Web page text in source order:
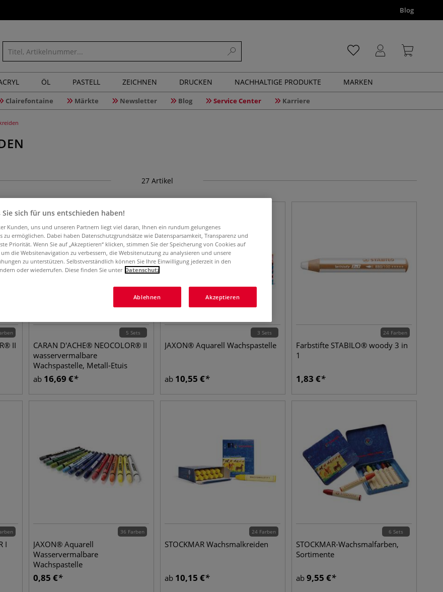
Blog
ÖL PASTELL ZEICHNEN DRUCKEN NACHHALTIGE PRODUKTE MARKEN
Clairefontaine Märkte Newsletter Blog Service Center Karriere
27 Artikel
II
5 Sets
CARAN D'ACHE® NEOCOLOR® II
wasservermalbare
Wachspastelle, Metall-Etuis
ab 16,69 €
3 Sets
JAXON® Aquarell Wachspastelle
ab 10,55 €
24 Farben
Farbstifte STABILO® woody 3 in
1
1,83 €
I
36 Farben
JAXON® Aquarell
Wasservermalbare
Wachspastelle
0,85 €
24 Farben
STOCKMAR Wachsmalkreiden
ab 10,15 €
6 Sets
STOCKMAR-Wachsmalfarben,
Sortimente
ab 9,55 €
Sie sich für uns entschieden haben!
Kunden, uns und unseren Partnern liegt viel daran, Ihnen ein rundum gelungenes
zu ermöglichen. Dabei haben Datenschutzgrundsätze wie Datensparsamkeit, Transparenz und
Priorität. Wenn Sie auf „Akzeptieren“ klicken, stimmen Sie der Speicherung von Cookies auf
um die Websitenavigation zu verbessern, die Websitenutzung zu analysieren und unsere
zu unterstützen. Selbstverständlich können Sie Ihre Einwilligung jederzeit in den
oder wiederrufen. Diese finden Sie unter Datenschutz
Ablehnen Akzeptieren